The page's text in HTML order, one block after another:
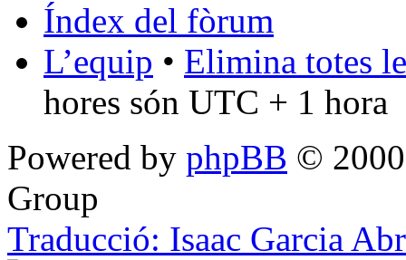
Índex del fòrum
L’equip • Elimina totes
hores són UTC + 1 hora
Powered by phpBB ©
Group
Traducció: Isaac Garcia